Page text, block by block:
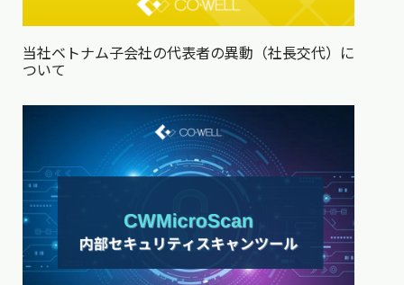
当社ベトナム子会社の代表者の異動（社長交代）に
ついて